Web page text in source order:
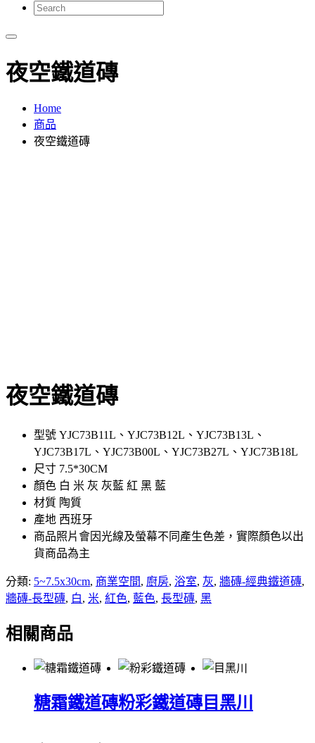
夜空鐵道磚
Home
商品
夜空鐵道磚
夜空鐵道磚
型號 YJC73B11L、YJC73B12L、YJC73B13L、
YJC73B17L、YJC73B00L、YJC73B27L、YJC73B18L
尺寸 7.5*30CM
顏色 白 米 灰 灰藍 紅 黑 藍
材質 陶質
產地 西班牙
商品照片會因光線及螢幕不同產生色差，實際顏色以出
貨商品為主
分類: 5~7.5x30cm, 商業空間, 廚房, 浴室, 灰, 牆磚-經典鐵道磚,
牆磚-長型磚, 白, 米, 紅色, 藍色, 長型磚, 黑
相關商品
糖霜鐵道磚粉彩鐵道磚目黑川